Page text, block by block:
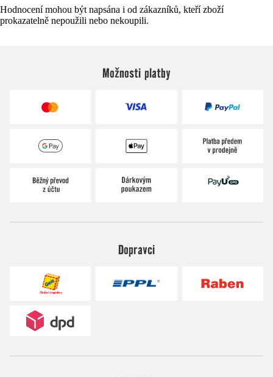
Hodnocení mohou být napsána i od zákazníků, kteří zboží
prokazatelně nepoužili nebo nekoupili.
Možnosti platby
Dopravci